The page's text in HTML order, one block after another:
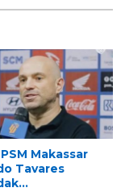
Makassar
Tavares